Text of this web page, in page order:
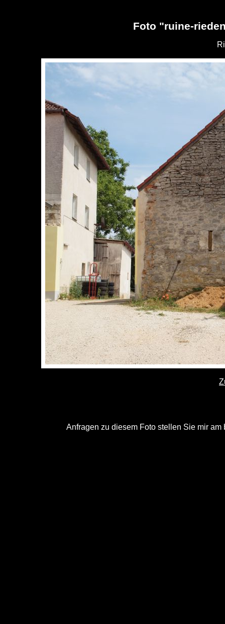
Foto "ruine-
Anfragen zu diesem Foto stellen Sie mir